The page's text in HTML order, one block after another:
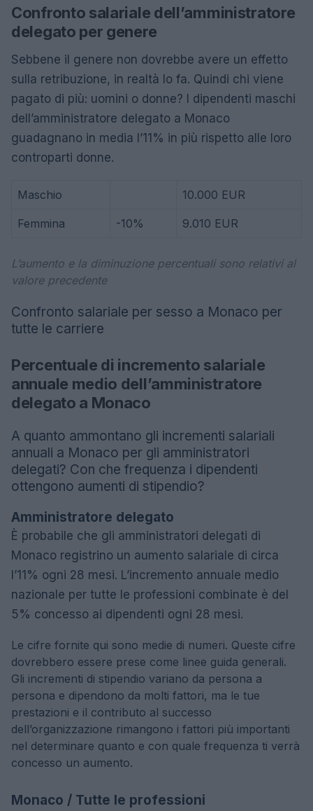
Confronto salariale dell’amministratore
delegato per genere
Sebbene il genere non dovrebbe avere un effetto
sulla retribuzione, in realtà lo fa. Quindi chi viene
pagato di più: uomini o donne? I dipendenti maschi
dell’amministratore delegato a Monaco
guadagnano in media l’11% in più rispetto alle loro
controparti donne.
Maschio 10.000 EUR
Femmina -10% 9.010 EUR
L’aumento e la diminuzione percentuali sono relativi al
valore precedente
Confronto salariale per sesso a Monaco per
tutte le carriere
Percentuale di incremento salariale
annuale medio dell’amministratore
delegato a Monaco
A quanto ammontano gli incrementi salariali
annuali a Monaco per gli amministratori
delegati? Con che frequenza i dipendenti
ottengono aumenti di stipendio?
Amministratore delegato
È probabile che gli amministratori delegati di
Monaco registrino un aumento salariale di circa
l’11% ogni 28 mesi. L’incremento annuale medio
nazionale per tutte le professioni combinate è del
5% concesso ai dipendenti ogni 28 mesi.
Le cifre fornite qui sono medie di numeri. Queste cifre
dovrebbero essere prese come linee guida generali.
Gli incrementi di stipendio variano da persona a
persona e dipendono da molti fattori, ma le tue
prestazioni e il contributo al successo
dell’organizzazione rimangono i fattori più importanti
nel determinare quanto e con quale frequenza ti verrà
concesso un aumento.
Monaco / Tutte le professioni